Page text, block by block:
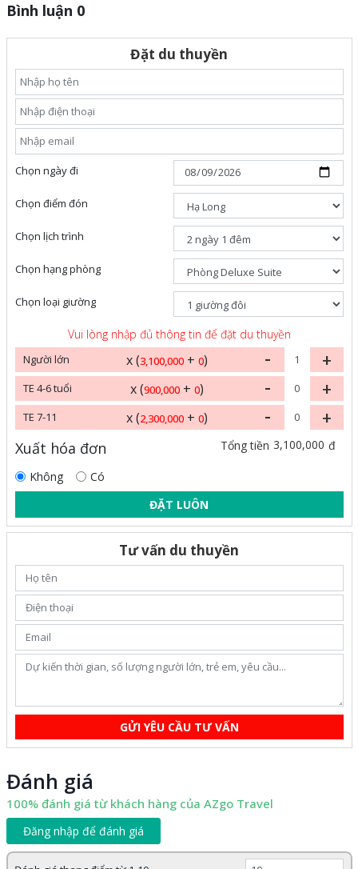
Bình luận 0
Đặt du thuyền
Chọn ngày đi
Chọn điểm đón
Chọn lịch trình
Chọn hạng phòng
Chọn loại giường
Vui lòng nhập đủ thông tin để đặt du thuyền
Người lớn x (3,100,000+ 0) - +
TE 4-6 tuổi x (900,000+ 0) - +
TE 7-11 x (2,300,000+ 0) - +
Tổng tiền 3,100,000 đ
Xuất hóa đơn
Không
Có
ĐẶT LUÔN
Tư vấn du thuyền
GỬI YÊU CẦU TƯ VẤN
Đánh giá
100% đánh giá từ khách hàng của AZgo Travel
Đăng nhập để đánh giá